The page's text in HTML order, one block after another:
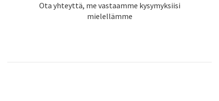
Ota yhteyttä, me vastaamme kysymyksiisi
mielellämme